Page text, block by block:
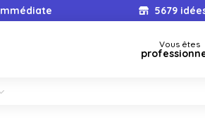
5679
Vous êtes